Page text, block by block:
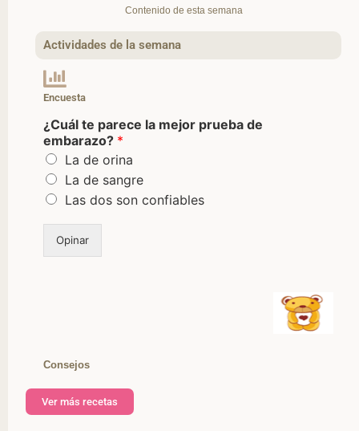
Contenido de esta semana
Actividades de la semana
Encuesta
¿Cuál te parece la mejor prueba de
embarazo? *
La de orina
La de sangre
Las dos son confiables
Opinar
Consejos
Ver más recetas